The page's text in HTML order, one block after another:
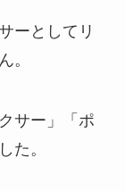
ーとしてリ
。
サー」「ポ
た。